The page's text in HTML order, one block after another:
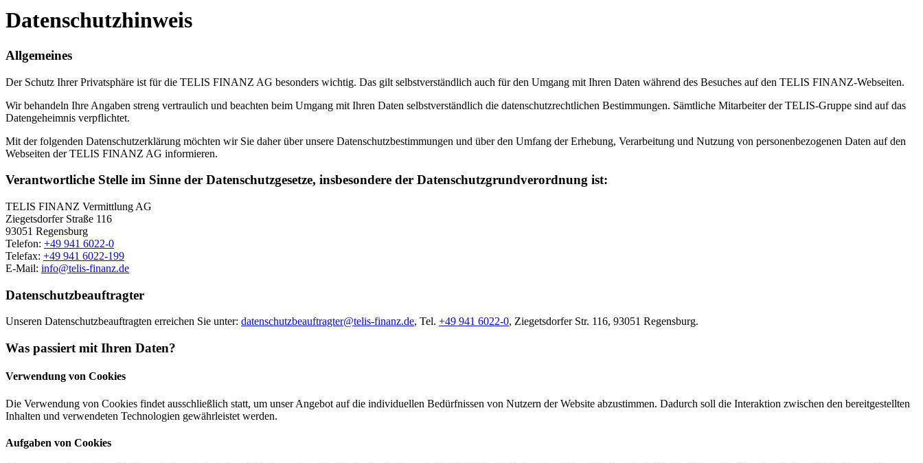
Datenschutzhinweis
Allgemeines
Der Schutz Ihrer Privatsphäre ist für die TELIS FINANZ AG besonders wichtig. Das gilt selbstverständlich auch für den Umgang mit Ihren Daten während des Besuches auf den TELIS FINANZ-Webseiten.
Wir behandeln Ihre Angaben streng vertraulich und beachten beim Umgang mit Ihren Daten selbstverständlich die datenschutzrechtlichen Bestimmungen. Sämtliche Mitarbeiter der TELIS-Gruppe sind auf das
Datengeheimnis verpflichtet.
Mit der folgenden Datenschutzerklärung möchten wir Sie daher über unsere Datenschutzbestimmungen und über den Umfang der Erhebung, Verarbeitung und Nutzung von personenbezogenen Daten auf den
Webseiten der TELIS FINANZ AG informieren.
Verantwortliche Stelle im Sinne der Datenschutzgesetze, insbesondere der Datenschutzgrundverordnung ist:
TELIS FINANZ Vermittlung AG
Ziegetsdorfer Straße 116
93051 Regensburg
Telefon: +49 941 6022-0
Telefax: +49 941 6022-199
E-Mail: info@telis-finanz.de
Datenschutzbeauftragter
Unseren Datenschutzbeauftragten erreichen Sie unter: datenschutzbeauftragter@telis-finanz.de, Tel. +49 941 6022-0, Ziegetsdorfer Str. 116, 93051 Regensburg.
Was passiert mit Ihren Daten?
Verwendung von Cookies
Die Verwendung von Cookies findet ausschließlich statt, um unser Angebot auf die individuellen Bedürfnissen von Nutzern der Website abzustimmen. Dadurch soll die Interaktion zwischen den bereitgestellten
Inhalten und verwendeten Technologien gewährleistet werden.
Aufgaben von Cookies